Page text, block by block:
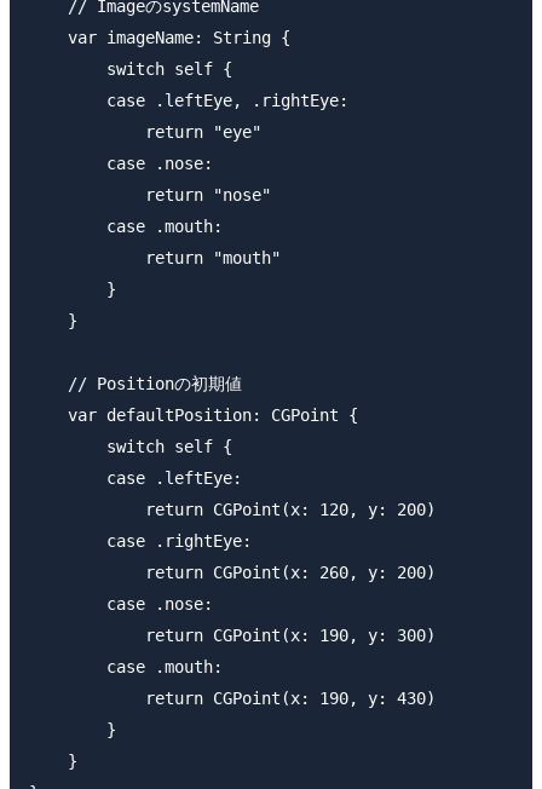
    // ImageのsystemName
    var imageName: String {
        switch self {
        case .leftEye, .rightEye:
            return "eye"
        case .nose:
            return "nose"
        case .mouth:
            return "mouth"
        }
    }
    // Positionの初期値
    var defaultPosition: CGPoint {
        switch self {
        case .leftEye:
            return CGPoint(x: 120, y: 200)
        case .rightEye:
            return CGPoint(x: 260, y: 200)
        case .nose:
            return CGPoint(x: 190, y: 300)
        case .mouth:
            return CGPoint(x: 190, y: 430)
        }
    }